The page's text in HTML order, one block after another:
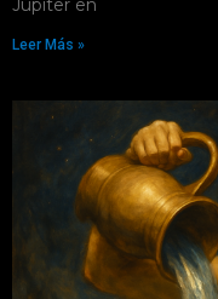
Júpiter en
Leer Más »